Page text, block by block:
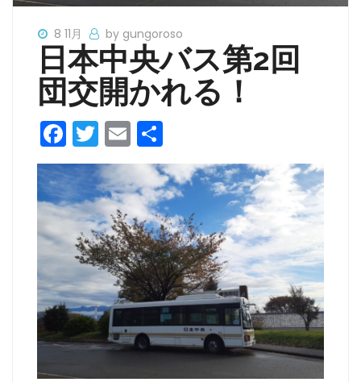
8 11月 by gungoroso
日本中央バス第2回
団交開かれる！
F
a
c
e
b
o
o
k
T
w
itt
er
E
m
ai
l
有